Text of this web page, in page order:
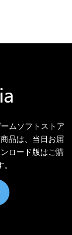
ムソフトストア
品は、当日お届
ロード版はご購